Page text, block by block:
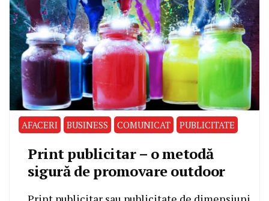
AFACERI BUSINESS COMUNICAT PUBLICITATE
Print publicitar – o metodă
sigură de promovare outdoor